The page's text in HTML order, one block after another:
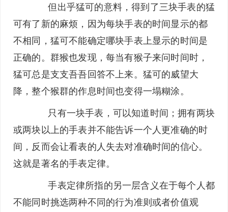
但出乎猛可的意料，得到了三块手表的猛
可有了新的麻烦，因为每块手表的时间显示的都
不相同，猛可不能确定哪块手表上显示的时间是
正确的。群猴也发现，每当有猴子来问时间时，
猛可总是支支吾吾回答不上来。猛可的威望大
降，整个猴群的作息时间也变得一塌糊涂。
只有一块手表，可以知道时间；拥有两块
或两块以上的手表并不能告诉一个人更准确的时
间，反而会让看表的人失去对准确时间的信心。
这就是著名的手表定律。
手表定律所指的另一层含义在于每个人都
不能同时挑选两种不同的行为准则或者价值观